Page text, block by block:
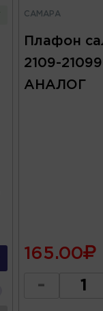
САМАРА
Плафон
2109-
АНАЛОГ
165.00
-